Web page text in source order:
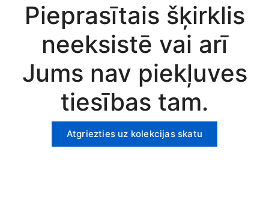
Pieprasītais šķirklis
neeksistē vai arī
Jums nav piekļuves
tiesības tam.
Atgriezties uz kolekcijas skatu